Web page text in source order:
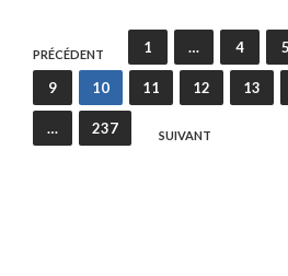
Pagination
des
publications
PRÉCÉDENT 1 … 4 5
9 10 11 12 13
… 237 SUIVANT